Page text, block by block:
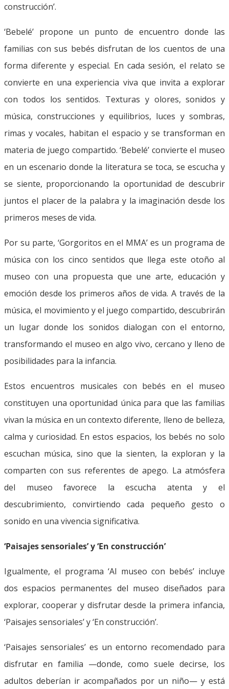
construcción’.
‘Bebelé’ propone un punto de encuentro donde las
familias con sus bebés disfrutan de los cuentos de una
forma diferente y especial. En cada sesión, el relato se
convierte en una experiencia viva que invita a explorar
con todos los sentidos. Texturas y olores, sonidos y
música, construcciones y equilibrios, luces y sombras,
rimas y vocales, habitan el espacio y se transforman en
materia de juego compartido. ‘Bebelé’ convierte el museo
en un escenario donde la literatura se toca, se escucha y
se siente, proporcionando la oportunidad de descubrir
juntos el placer de la palabra y la imaginación desde los
primeros meses de vida.
Por su parte, ‘Gorgoritos en el MMA’ es un programa de
música con los cinco sentidos que llega este otoño al
museo con una propuesta que une arte, educación y
emoción desde los primeros años de vida. A través de la
música, el movimiento y el juego compartido, descubrirán
un lugar donde los sonidos dialogan con el entorno,
transformando el museo en algo vivo, cercano y lleno de
posibilidades para la infancia.
Estos encuentros musicales con bebés en el museo
constituyen una oportunidad única para que las familias
vivan la música en un contexto diferente, lleno de belleza,
calma y curiosidad. En estos espacios, los bebés no solo
escuchan música, sino que la sienten, la exploran y la
comparten con sus referentes de apego. La atmósfera
del museo favorece la escucha atenta y el
descubrimiento, convirtiendo cada pequeño gesto o
sonido en una vivencia significativa.
‘Paisajes sensoriales’ y ‘En construcción’
Igualmente, el programa ‘Al museo con bebés’ incluye
dos espacios permanentes del museo diseñados para
explorar, cooperar y disfrutar desde la primera infancia,
‘Paisajes sensoriales’ y ‘En construcción’.
‘Paisajes sensoriales’ es un entorno recomendado para
disfrutar en familia —donde, como suele decirse, los
adultos deberían ir acompañados por un niño— y está